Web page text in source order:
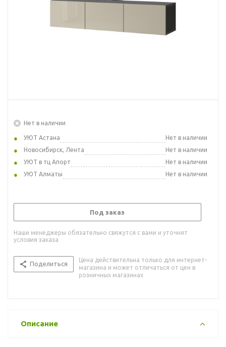
Нет в наличии
УЮТ Астана
Нет в наличии
Новосибирск, Лента
Нет в наличии
УЮТ в тц Апорт
Нет в наличии
УЮТ Алматы
Нет в наличии
Под заказ
Наши менеджеры обязательно свяжутся с вами и уточнят
условия заказа
Поделиться
Цена действительна только для интернет-
магазина и может отличаться от цен в
розничных магазинах
Описание